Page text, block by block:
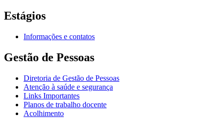
Estágios
Informações e contatos
Gestão de Pessoas
Diretoria de Gestão de Pessoas
Atenção à saúde e segurança
Links Importantes
Planos de trabalho docente
Acolhimento